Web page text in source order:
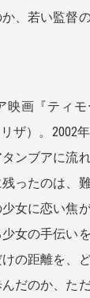
、若い監督
映画『ティ
ザ）。2002
ンブアに流
ったのは、
女に恋い焦
女の手伝い
の距離を、
だのか、た